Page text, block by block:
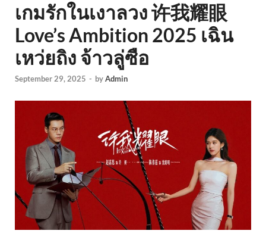
เกมรักในเงาลวง 许我耀眼
Love’s Ambition 2025 เฉิน
เหว่ยถิง จ้าวลู่ซือ
September 29, 2025 - byAdmin